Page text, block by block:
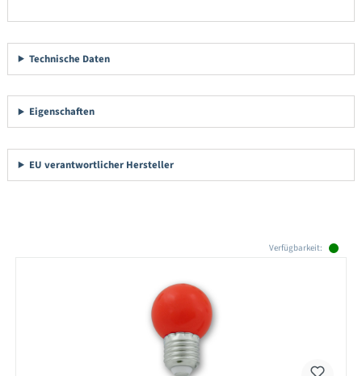
Technische Daten
Eigenschaften
EU verantwortlicher Hersteller
Verfügbarkeit: